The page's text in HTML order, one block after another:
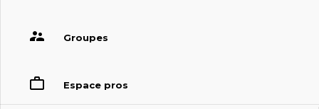
Groupes
Espace pros